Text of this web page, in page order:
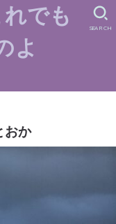
でも
よ
SEARCH
おか